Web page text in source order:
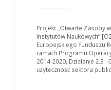
Projekt „Otwarte Zasoby
Instytutów Naukowych”
Europejskiego Funduszu
ramach Programu
2014-2020, Działanie 2.3
użyteczność sektora